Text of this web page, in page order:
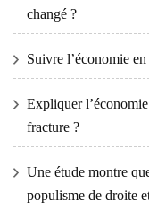
changé ?
Suivre l’économie
Expliquer
fracture ?
Une étude montre
populisme de droite